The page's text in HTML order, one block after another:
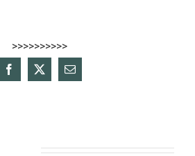
>>>>>>>>>>
Facebook
X
Email
(necessário